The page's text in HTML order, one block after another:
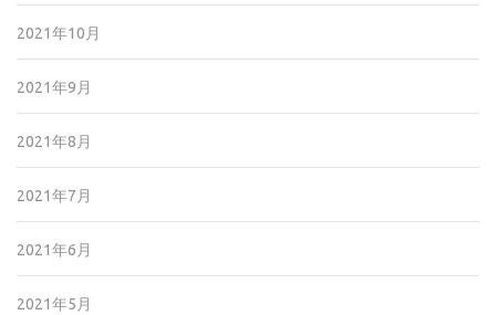
2021年10月
2021年9月
2021年8月
2021年7月
2021年6月
2021年5月